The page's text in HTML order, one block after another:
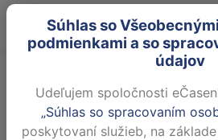
MUDr.
PhD.
Ambulancia
alergológie
Súhlas so
podmienkami a so
údajov
Udeľujem spoločnosti
„Súhlas so spracovaním
poskytovaní služieb, na